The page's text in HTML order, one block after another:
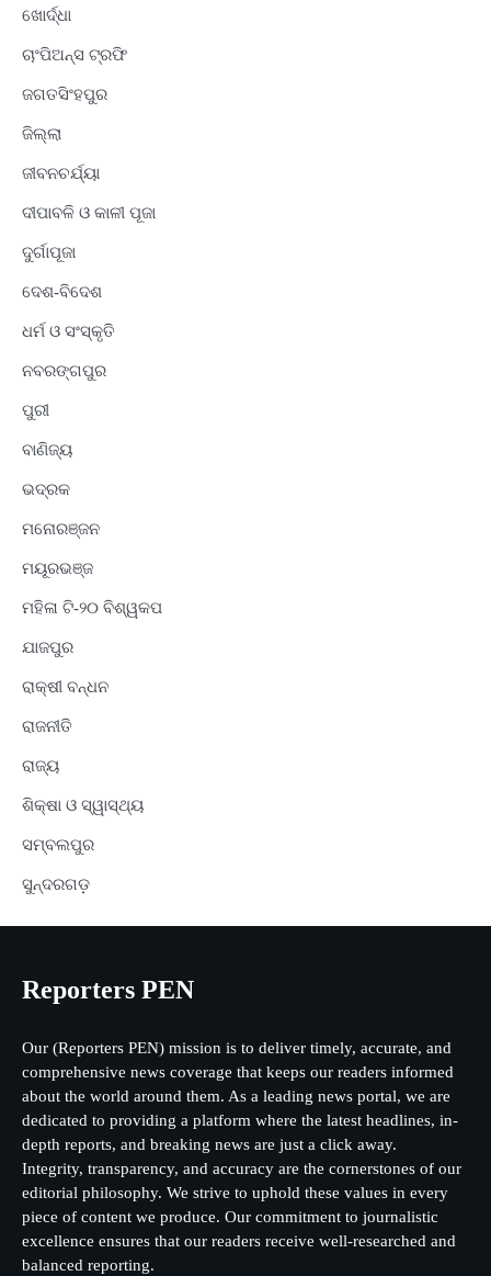
ଖୋର୍ଦ୍ଧା
ଚାଂପିଅନ୍ସ ଟ୍ରଫି
ଜଗତସିଂହପୁର
ଜିଲ୍ଲା
ଜୀବନଚର୍ଯ୍ୟା
ଦୀପାବଳି ଓ କାଳୀ ପୂଜା
ଦୁର୍ଗାପୂଜା
ଦେଶ-ବିଦେଶ
ଧର୍ମ ଓ ସଂସ୍କୃତି
ନବରଙ୍ଗପୁର
ପୁରୀ
ବାଣିଜ୍ୟ
ଭଦ୍ରକ
ମନୋରଞ୍ଜନ
ମୟୂରଭଞ୍ଜ
ମହିଳା ଟି-୨୦ ବିଶ୍ୱକପ
ଯାଜପୁର
ରାକ୍ଷୀ ବନ୍ଧନ
ରାଜନୀତି
ରାଜ୍ୟ
ଶିକ୍ଷା ଓ ସ୍ୱାସ୍ଥ୍ୟ
ସମ୍ବଲପୁର
ସୁନ୍ଦରଗଡ଼
Reporters PEN
Our (Reporters PEN) mission is to deliver timely, accurate, and
comprehensive news coverage that keeps our readers informed
about the world around them. As a leading news portal, we are
dedicated to providing a platform where the latest headlines, in-
depth reports, and breaking news are just a click away.
Integrity, transparency, and accuracy are the cornerstones of our
editorial philosophy. We strive to uphold these values in every
piece of content we produce. Our commitment to journalistic
excellence ensures that our readers receive well-researched and
balanced reporting.